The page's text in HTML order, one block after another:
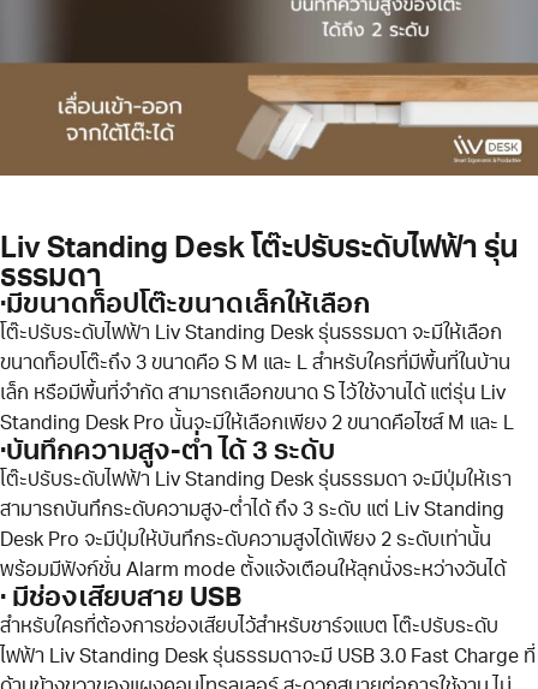
Liv Standing Desk โต๊ะปรับระดับไฟฟ้า รุ่น
ธรรมดา
·มีขนาดท็อปโต๊ะขนาดเล็กให้เลือก
โต๊ะปรับระดับไฟฟ้า Liv Standing Desk รุ่นธรรมดา จะมีให้เลือก
ขนาดท็อปโต๊ะถึง 3 ขนาดคือ S M และ L สำหรับใครที่มีพื้นที่ในบ้าน
เล็ก หรือมีพื้นที่จำกัด สามารถเลือกขนาด S ไว้ใช้งานได้ แต่รุ่น Liv
Standing Desk Pro นั้นจะมีให้เลือกเพียง 2 ขนาดคือไซส์ M และ L
·บันทึกความสูง-ต่ำ ได้ 3 ระดับ
โต๊ะปรับระดับไฟฟ้า Liv Standing Desk รุ่นธรรมดา จะมีปุ่มให้เรา
สามารถบันทึกระดับความสูง-ต่ำได้ ถึง 3 ระดับ แต่ Liv Standing
Desk Pro จะมีปุ่มให้บันทึกระดับความสูงได้เพียง 2 ระดับเท่านั้น
พร้อมมีฟังก์ชั่น Alarm mode ตั้งแจ้งเตือนให้ลุกนั่งระหว่างวันได้
· มีช่องเสียบสาย USB
สำหรับใครที่ต้องการช่องเสียบไว้สำหรับชาร์จแบต โต๊ะปรับระดับ
ไฟฟ้า Liv Standing Desk รุ่นธรรมดาจะมี USB 3.0 Fast Charge ที่